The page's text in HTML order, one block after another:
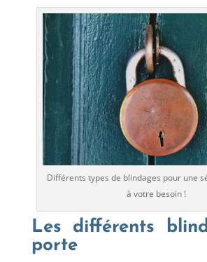
Différents types de blindages pour une
à votre besoin !
Les différents
porte